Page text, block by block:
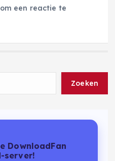
om een reactie te
Zoeken
DownloadFan
server!